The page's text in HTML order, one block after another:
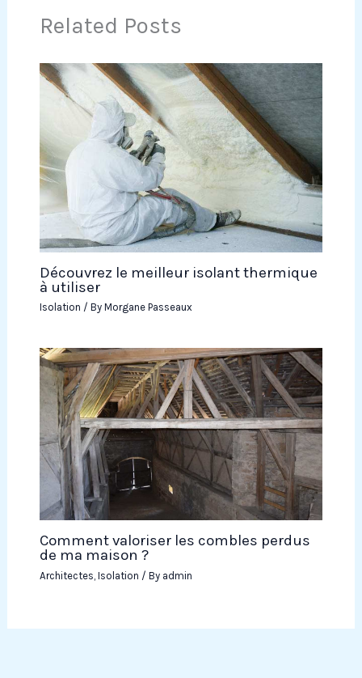
Related Posts
Découvrez le meilleur isolant thermique
à utiliser
Isolation / By Morgane Passeaux
Comment valoriser les combles perdus
de ma maison ?
Architectes Isolation / By admin